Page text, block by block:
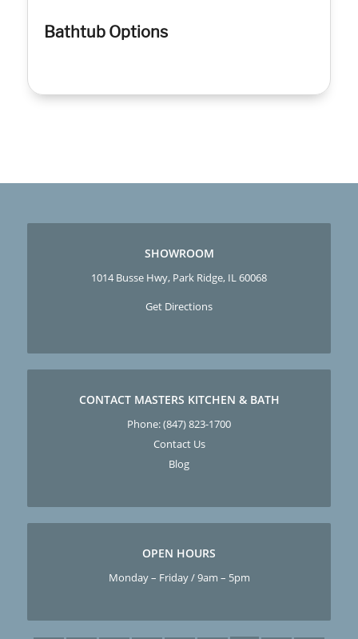
Bathtub Options
SHOWROOM
1014 Busse Hwy, Park Ridge, IL 60068
Get Directions
CONTACT MASTERS KITCHEN & BATH
Phone:(847) 823-1700
Contact Us
Blog
OPEN HOURS
Monday – Friday / 9am – 5pm